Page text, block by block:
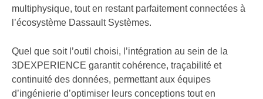
multiphysique, tout en restant parfaitement connectées à
l’écosystème Dassault Systèmes.
Quel que soit l’outil choisi, l’intégration au sein de la
3DEXPERIENCE garantit cohérence, traçabilité et
continuité des données, permettant aux équipes
d’ingénierie d’optimiser leurs conceptions tout en